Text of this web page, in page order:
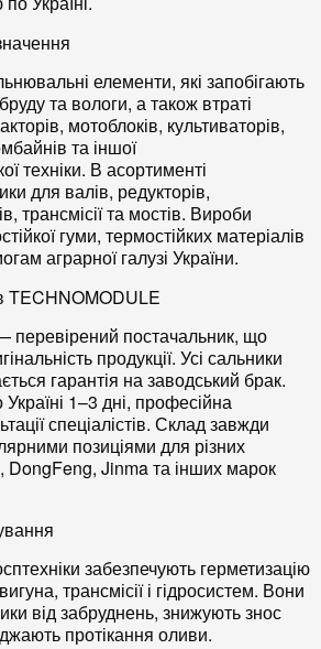
елементи, які запобігають
та вологи, а також втраті
, мотоблоків, культиваторів,
та іншої
техніки. В асортименті
для валів, редукторів,
, трансмісіїта мостів. Вироби
гуми, термостійких матеріалів
аграрної галузі України.
TECHNOMODULE
постачальник, що
продукції. Усі сальники
гарантія на заводський брак.
1–3 дні, професійна
спеціалістів. Склад завжди
позиціями для різних
, DongFeng, Jinmaта інших марок
забезпечують герметизацію
, трансмісіїі гідросистем. Вони
від забруднень, знижують знос
протікання оливи.